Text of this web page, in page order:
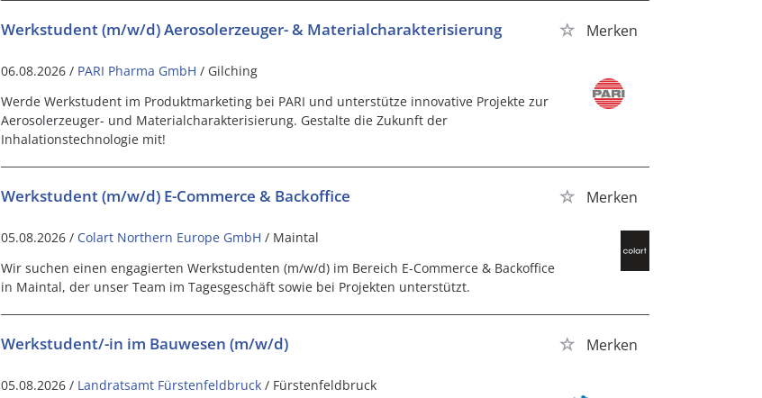
Werkstudent (m/w/d) Aerosolerzeuger- & Materialcharakterisierung Merken
06.08.2026 / PARI Pharma GmbH / Gilching
Werde Werkstudent im Produktmarketing bei PARI und unterstütze innovative Projekte zur
Aerosolerzeuger- und Materialcharakterisierung. Gestalte die Zukunft der
Inhalationstechnologie mit!
Werkstudent (m/w/d) E-Commerce & Backoffice Merken
05.08.2026 / Colart Northern Europe GmbH / Maintal
Wir suchen einen engagierten Werkstudenten (m/w/d) im Bereich E-Commerce & Backoffice
in Maintal, der unser Team im Tagesgeschäft sowie bei Projekten unterstützt.
Werkstudent/-in im Bauwesen (m/w/d) Merken
05.08.2026 / Landratsamt Fürstenfeldbruck / Fürstenfeldbruck